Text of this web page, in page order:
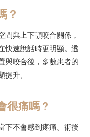
？
間與上下顎咬合關係，
快速說話時更明顯。透
與咬合後，多數患者的
升。
很痛嗎？
下不會感到疼痛。術後